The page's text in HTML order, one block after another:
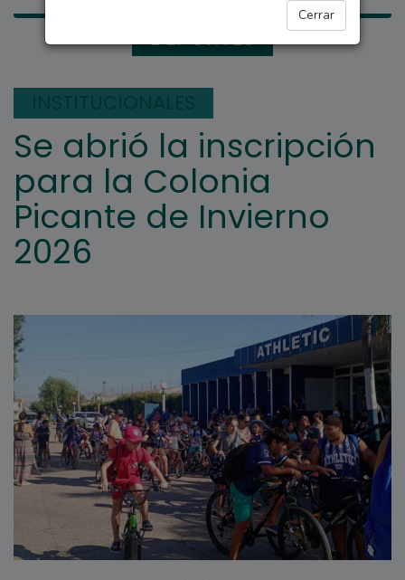
Cerrar
DEPORTES
Se abrió la inscripción
para la Colonia
Picante de Invierno
2026